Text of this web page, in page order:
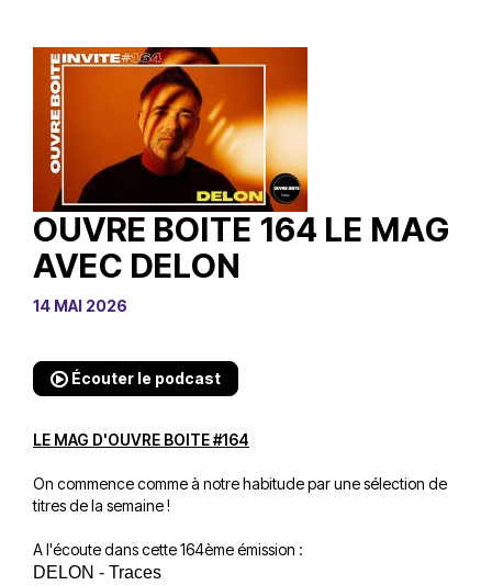
OUVRE BOITE 164 LE MAG
AVEC DELON
14 MAI 2026
Écouter le podcast
LE MAG D'OUVRE BOITE #164
On commence comme à notre habitude par une sélection de
titres de la semaine !
A l'écoute dans cette 164ème émission :
DELON - Traces